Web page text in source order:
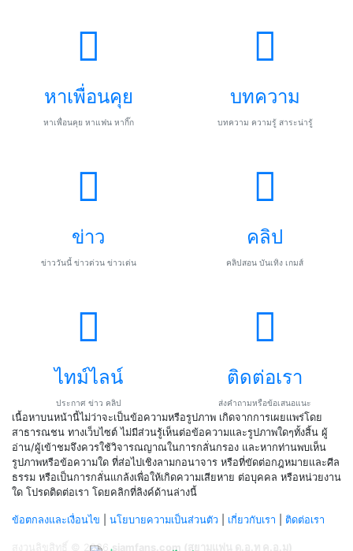
หาเพื่อนคุย
หาเพื่อนคุย หาแฟน หากิ๊ก
บทความ
บทความ ความรู้ สาระน่ารู้
ข่าว
ข่าววันนี้ ข่าวด่วน ข่าวเด่น
คลิป
คลิปสอน บันเทิง เกมส์
ไทม์ไลน์
ประกาศ ข่าว คลิป
ติดต่อเรา
ส่งคำถามหรือข้อเสนอแนะ
เนื้อหาบนหน้านี้ไม่ว่าจะเป็นข้อความหรือรูปภาพ เกิดจากการเผยแพร่โดย
สาธารณชน ทางเว็บไซต์ ไม่มีส่วนรู้เห็นต่อข้อความและรูปภาพใดๆทั้งสิ้น ผู้
อ่าน/ผู้เข้าชมจึงควรใช้วิจารณญาณในการกลั่นกรอง และหากท่านพบเห็น
รูปภาพหรือข้อความใด ที่ส่อไปเชิงลามกอนาจาร หรือที่ขัดต่อกฎหมายและศีล
ธรรม หรือเป็นการกลั่นแกล้งเพื่อให้เกิดความเสียหาย ต่อบุคคล หรือหน่วยงาน
ใด โปรดติดต่อเรา โดยคลิกที่ลิงค์ด้านล่างนี้
ข้อตกลงและเงื่อนไข นโยบายความเป็นส่วนตัว เกี่ยวกับเรา ติดต่อเรา
สงวนลิขสิทธิ์ © 2026siamfans.com (สยามแฟน ด.อ.ท ค.อ.ม)